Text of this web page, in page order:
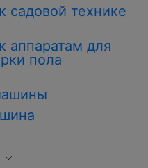
садовой технике
аппаратам для
пола